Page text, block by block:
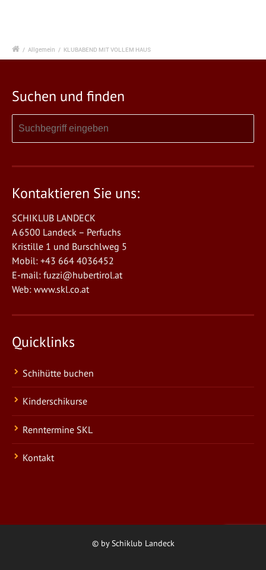
/ Allgemein / KLUBABEND MIT VOLLEM HAUS
Suchen und finden
Kontaktieren Sie uns:
SCHIKLUB LANDECK
A 6500 Landeck – Perfuchs
Kristille 1 und Burschlweg 5
Mobil: +43 664 4036452
E-mail: fuzzi@hubertirol.at
Web: www.skl.co.at
Quicklinks
Schihütte buchen
Kinderschikurse
Renntermine SKL
Kontakt
© by Schiklub Landeck